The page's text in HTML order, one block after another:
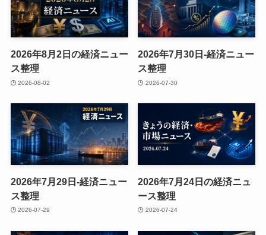
2026年8月2日の経済ニュー
ス整理
2026-08-02
2026年7月30日-経済ニュー
ス整理
2026-07-30
2026年7月29日-経済ニュー
ス整理
2026-07-29
2026年7月24日の経済ニュ
ース整理
2026-07-24